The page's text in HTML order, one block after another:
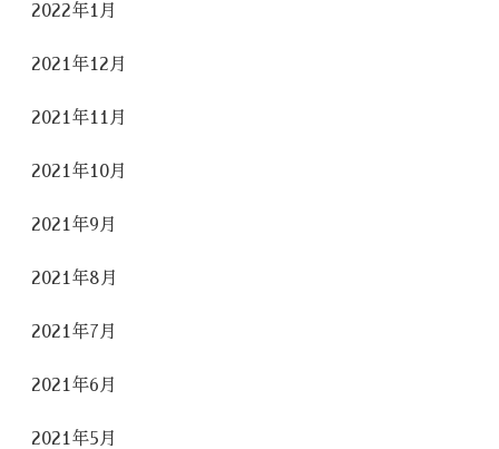
2022年1月
2021年12月
2021年11月
2021年10月
2021年9月
2021年8月
2021年7月
2021年6月
2021年5月